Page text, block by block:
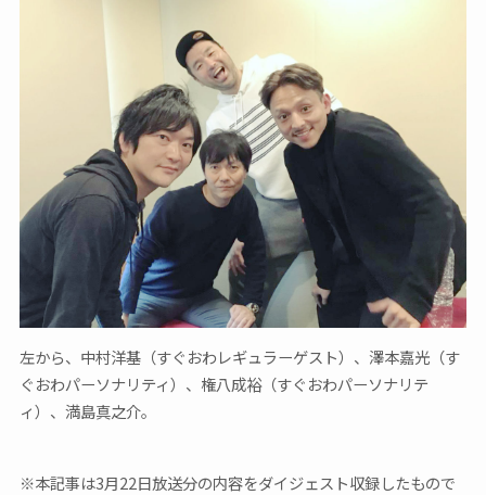
左から、中村洋基（すぐおわレギュラーゲスト）、澤本嘉光（す
ぐおわパーソナリティ）、権八成裕（すぐおわパーソナリテ
ィ）、満島真之介。
※本記事は3月22日放送分の内容をダイジェスト収録したもので